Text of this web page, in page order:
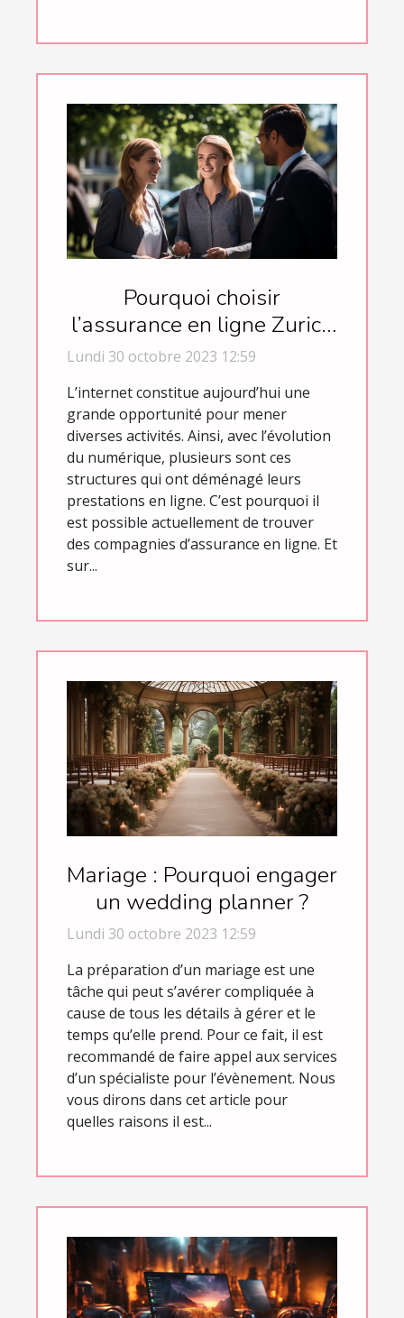
Pourquoi choisir
l’assurance en ligne Zurich
Connect ?
Lundi 30 octobre 2023 12:59
L’internet constitue aujourd’hui une
grande opportunité pour mener
diverses activités. Ainsi, avec l’évolution
du numérique, plusieurs sont ces
structures qui ont déménagé leurs
prestations en ligne. C’est pourquoi il
est possible actuellement de trouver
des compagnies d’assurance en ligne. Et
sur...
Mariage : Pourquoi engager
un wedding planner ?
Lundi 30 octobre 2023 12:59
La préparation d’un mariage est une
tâche qui peut s’avérer compliquée à
cause de tous les détails à gérer et le
temps qu’elle prend. Pour ce fait, il est
recommandé de faire appel aux services
d’un spécialiste pour l’évènement. Nous
vous dirons dans cet article pour
quelles raisons il est...